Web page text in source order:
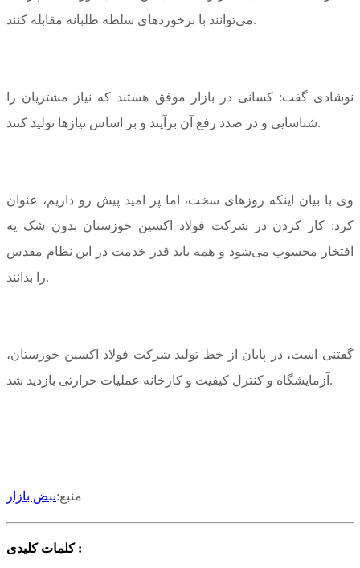
می‌توانند با برخورد‌های سلطه طلبانه مقابله کنند.
نوشادی گفت: کسانی در بازار موفق هستند که نیاز مشتریان را
شناسایی و در صدد رفع آن برآیند و بر اساس نیاز‌ها تولید کنند.
وی با بیان اینکه روز‌های سخت، اما پر امید پیش رو داریم، عنوان
کرد: کار کردن در شرکت فولاد اکسین خوزستان بدون شک یه
افتخار محسوب می‌شود و همه باید قدر خدمت در این نظام مقدس
را بدانند.
گفتنی است، در پایان از خط تولید شرکت فولاد اکسین خوزستان،
آزمایشگاه و کنترل کیفیت و کارخانه عملیات حرارتی بازدید شد.
منبع:نبض بازار
کلمات کلیدی :